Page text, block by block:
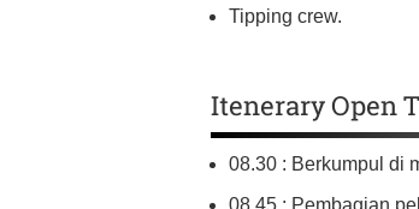
Tipping crew.
Itenerary Open
08.30 : Berkumpul di